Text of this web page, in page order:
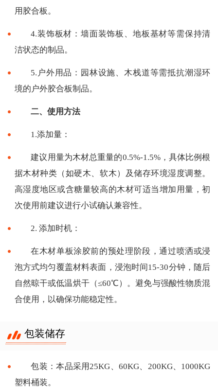
用胶合板。
4.装饰板材：墙面装饰板、地板基材等需保持清
洁状态的制品。
5.户外用品：园林设施、木栈道等需抵抗潮湿环
境的户外胶合板制品。
二、使用方法
1.添加量：
建议用量为木材总重量的0.5%-1.5%，具体比例根
据木材种类（如硬木、软木）及储存环境湿度调整。
高湿度地区或含糖量较高的木材可适当增加用量，初
次使用前建议进行小试确认兼容性。
2. 添加时机：
在木材单板涂胶前的预处理阶段，通过喷洒或浸
泡方式均匀覆盖材料表面，浸泡时间15-30分钟，随后
自然晾干或低温烘干（≤60℃）。避免与强酸性物质混
合使用，以确保功能稳定性。
包装储存
包装：本品采用25KG、60KG、200KG、1000KG
塑料桶装。